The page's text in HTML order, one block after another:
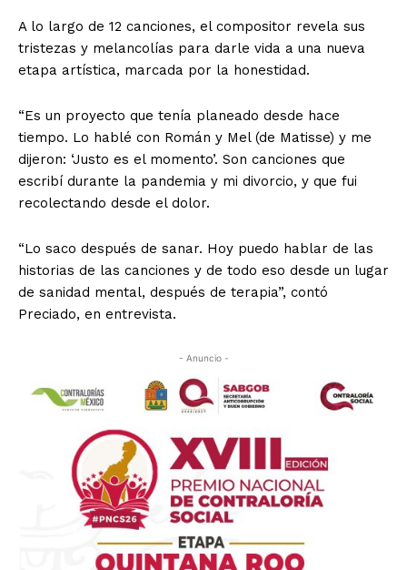
A lo largo de 12 canciones, el compositor revela sus
tristezas y melancolías para darle vida a una nueva
etapa artística, marcada por la honestidad.
“Es un proyecto que tenía planeado desde hace
tiempo. Lo hablé con Román y Mel (de Matisse) y me
dijeron: ‘Justo es el momento’. Son canciones que
escribí durante la pandemia y mi divorcio, y que fui
recolectando desde el dolor.
“Lo saco después de sanar. Hoy puedo hablar de las
historias de las canciones y de todo eso desde un lugar
de sanidad mental, después de terapia”, contó
Preciado, en entrevista.
- Anuncio -